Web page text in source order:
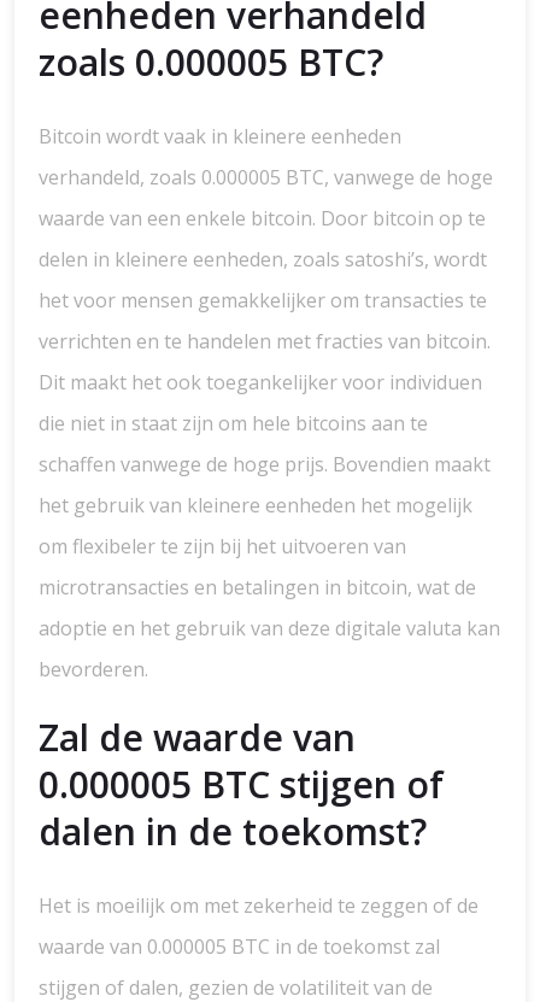
eenheden verhandeld
zoals 0.000005 BTC?
Bitcoin wordt vaak in kleinere eenheden
verhandeld, zoals 0.000005 BTC, vanwege de hoge
waarde van een enkele bitcoin. Door bitcoin op te
delen in kleinere eenheden, zoals satoshi’s, wordt
het voor mensen gemakkelijker om transacties te
verrichten en te handelen met fracties van bitcoin.
Dit maakt het ook toegankelijker voor individuen
die niet in staat zijn om hele bitcoins aan te
schaffen vanwege de hoge prijs. Bovendien maakt
het gebruik van kleinere eenheden het mogelijk
om flexibeler te zijn bij het uitvoeren van
microtransacties en betalingen in bitcoin, wat de
adoptie en het gebruik van deze digitale valuta kan
bevorderen.
Zal de waarde van
0.000005 BTC stijgen of
dalen in de toekomst?
Het is moeilijk om met zekerheid te zeggen of de
waarde van 0.000005 BTC in de toekomst zal
stijgen of dalen, gezien de volatiliteit van de